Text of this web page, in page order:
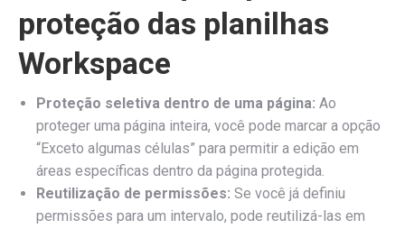
proteção das planilhas
Workspace
Proteção seletiva dentro de uma página: Ao
proteger uma página inteira, você pode marcar a opção
“Exceto algumas células” para permitir a edição em
áreas específicas dentro da página protegida.
Reutilização de permissões: Se você já definiu
permissões para um intervalo, pode reutilizá-las em